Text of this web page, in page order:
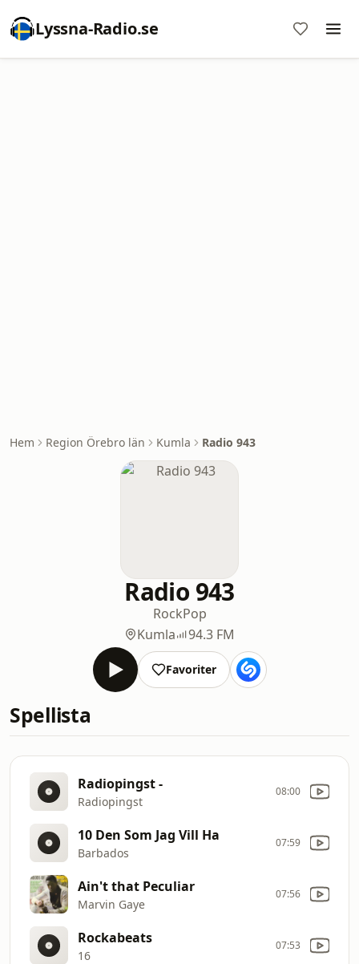
Lyssna-Radio.se
Hem Region Örebro län Kumla Radio 943
Radio 943
RockPop
Kumla
94.3 FM
Favoriter
Spellista
Radiopingst -
Radiopingst
08:00
10 Den Som Jag Vill Ha
Barbados
07:59
Ain't that Peculiar
Marvin Gaye
07:56
Rockabeats
16
07:53